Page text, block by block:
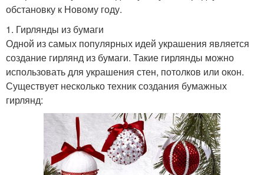
обстановку к Новому году.
1. Гирлянды из бумаги
Одной из самых популярных идей украшения является
создание гирлянд из бумаги. Такие гирлянды можно
использовать для украшения стен, потолков или окон.
Существует несколько техник создания бумажных
гирлянд: